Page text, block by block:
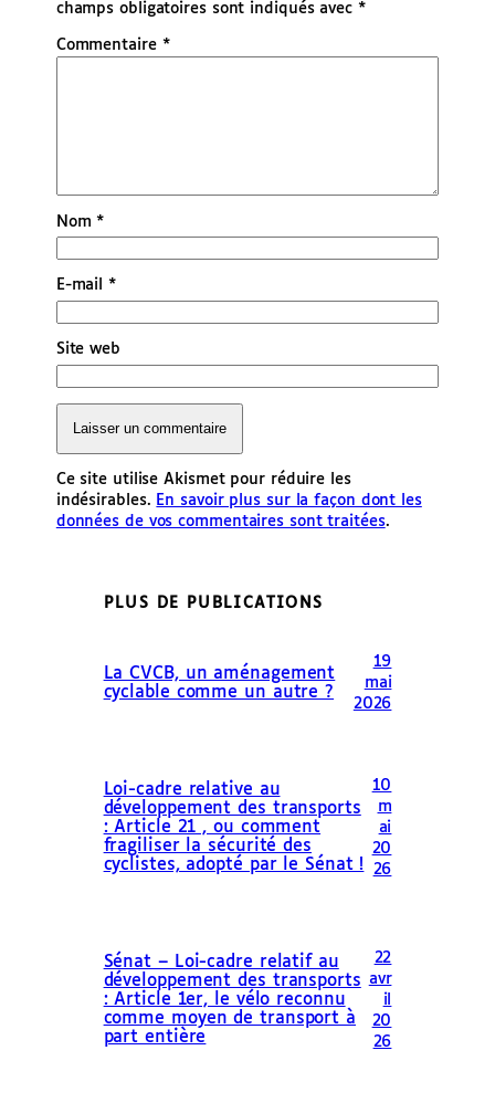
champs obligatoires sont indiqués avec *
Commentaire *
Nom*
E-mail*
Site web
Ce site utilise Akismet pour réduire les
indésirables. En savoir plus sur la façon dont les
données de vos commentaires sont traitées.
PLUS DE PUBLICATIONS
La CVCB, un aménagement
cyclable comme un autre ?
19
mai
2026
Loi-cadre relative au
développement des transports
: Article 21 , ou comment
fragiliser la sécurité des
cyclistes, adopté par le Sénat !
10
m
ai
20
26
Sénat – Loi-cadre relatif au
développement des transports
: Article 1er, le vélo reconnu
comme moyen de transport à
part entière
22
avr
il
20
26